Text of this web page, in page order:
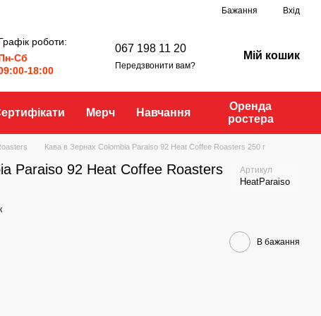
Бажання Вхід
роботи:
Сб
18:00
067 198 11 20
Передзвонити вам?
Мій кошик
Мерч Навчання
Оренда
ростера
Кава в Зернах Colombia Paraiso 92 Heat Coffee Roasters 250 г
Paraiso 92 Heat Coffee Roasters
Артикул
HeatParaiso
В бажання